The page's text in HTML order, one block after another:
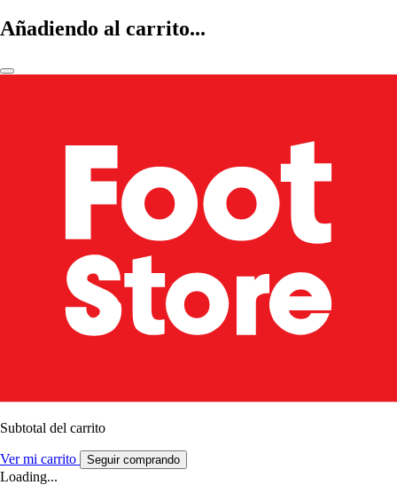
Añadiendo al carrito...
Subtotal del carrito
Ver mi carrito Seguir comprando
Loading...